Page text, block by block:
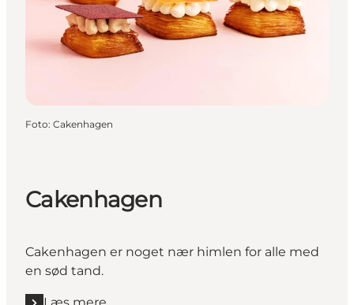
Foto: Cakenhagen
Cakenhagen
Cakenhagen er noget nær himlen for alle med
en sød tand.